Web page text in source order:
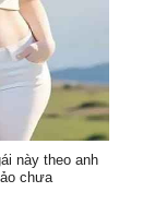
này theo anh
chưa